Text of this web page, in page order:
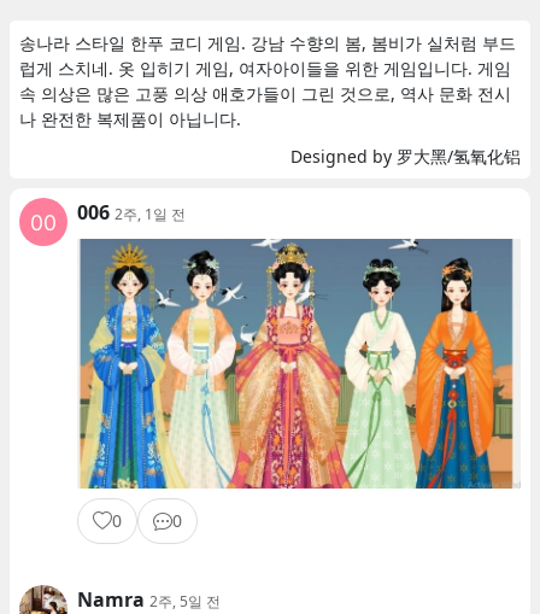
송나라 스타일 한푸 코디 게임. 강남 수향의 봄, 봄비가 실처럼 부드
럽게 스치네. 옷 입히기 게임, 여자아이들을 위한 게임입니다. 게임
속 의상은 많은 고풍 의상 애호가들이 그린 것으로, 역사 문화 전시
나 완전한 복제품이 아닙니다.
Designed by 罗大黑/氢氧化铝
006 2주, 1일 전
0 0
Namra 2주, 5일 전